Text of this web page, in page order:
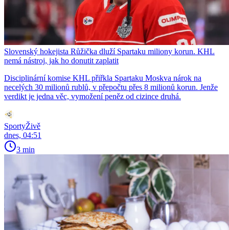
Slovenský hokejista Růžička dluží Spartaku miliony korun. KHL
nemá nástroj, jak ho donutit zaplatit
Disciplinární komise KHL přiřkla Spartaku Moskva nárok na
necelých 30 milionů rublů, v přepočtu přes 8 milionů korun. Jenže
verdikt je jedna věc, vymožení peněz od cizince druhá.
SportyŽivě
dnes, 04:51
3 min